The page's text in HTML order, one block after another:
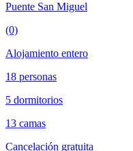
Puente San Miguel
(0)
Alojamiento entero
18 personas
5 dormitorios
13 camas
Cancelación gratuita